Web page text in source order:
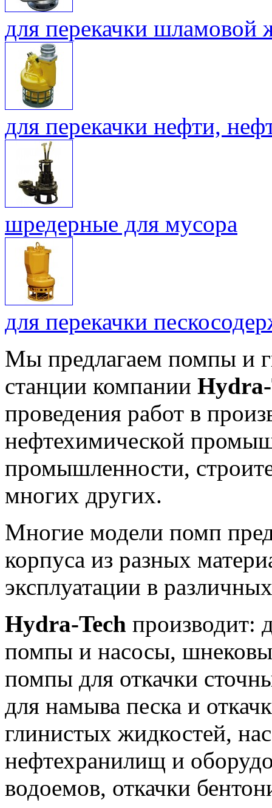
для перекачки шламовой
для перекачки нефти,
шредерные для мусора
для перекачки
Мы предлагаем помпы и
станции компании
проведения работ в
нефтехимической
промышленности,
многих других.
Многие модели помп
корпуса из разных
эксплуатации в
Hydra-Tech производит:
помпы и насосы,
помпы для откачки
для намыва песка и
глинистых жидкостей,
нефтехранилищ и
водоемов, откачки